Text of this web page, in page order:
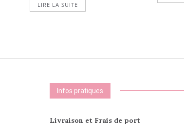
LIRE LA SUITE
Infos pratiques
Livraison et Frais de port